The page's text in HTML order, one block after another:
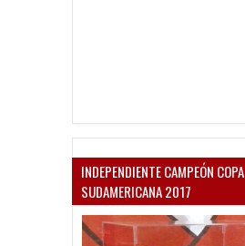
INDEPENDIENTE CAMPEÓN COPA
SUDAMERICANA 2017